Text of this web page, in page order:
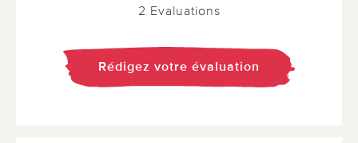
2 Evaluations
Rédigez votre évaluation